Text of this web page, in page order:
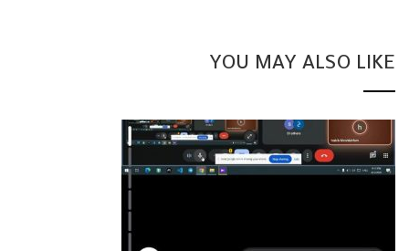
YOU MAY ALSO LIKE